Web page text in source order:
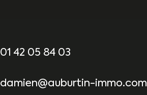
01 42 05 84 03
damien@auburtin-immo.com